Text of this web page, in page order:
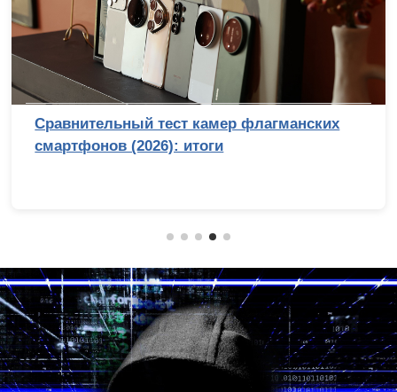
Сравнительный тест камер флагманских
смартфонов (2026): итоги